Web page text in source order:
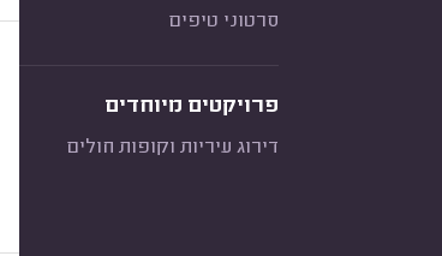
סרטוני טיפים
פרויקטים מיוחדים
דירוג עיריות וקופות חולים